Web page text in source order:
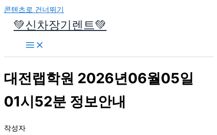
콘텐츠로 건너뛰기
💚신차장기렌트💚
대전랩학원 2026년06월05일
01시52분 정보안내
작성자